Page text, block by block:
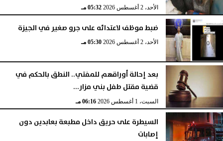
الأحد، 2 أغسطس 2026 05:32 مـ
ضبط موظف لاعتدائه على جرو صغير في الجيزة
الأحد، 2 أغسطس 2026 05:30 مـ
بعد إحالة أوراقهم للمفتي.. النطق بالحكم في
قضية مقتل طفل بني مزار...
السبت، 1 أغسطس 2026 06:16 مـ
السيطرة على حريق داخل مطبعة بعابدين دون
إصابات